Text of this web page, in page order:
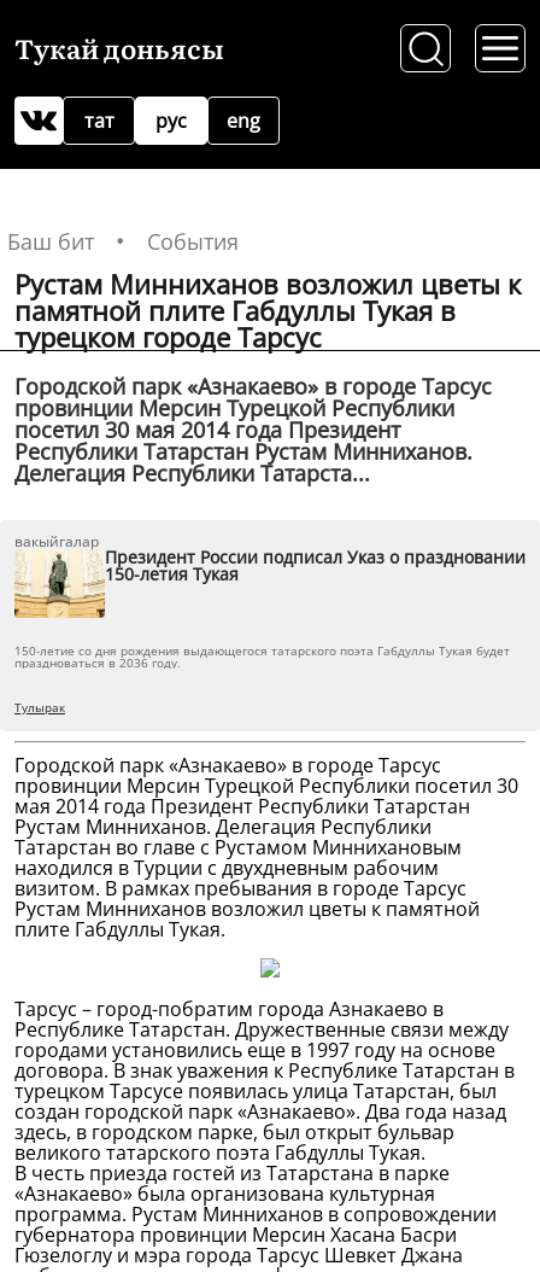
Тукай доньясы
рус
тат eng
Баш бит События
Рустам Минниханов возложил цветы к
памятной плите Габдуллы Тукая в
турецком городе Тарсус
Городской парк «Азнакаево» в городе Тарсус
провинции Мерсин Турецкой Республики
посетил 30 мая 2014 года Президент
Республики Татарстан Рустам Минниханов.
Делегация Республики Татарста...
вакыйгалар
Президент России подписал Указ о праздновании
150-летия Тукая
150-летие со дня рождения выдающегося татарского поэта Габдуллы Тукая будет
праздноваться в 2036 году.
Тулырак
Городской парк «Азнакаево» в городе Тарсус
провинции Мерсин Турецкой Республики посетил 30
мая 2014 года Президент Республики Татарстан
Рустам Минниханов. Делегация Республики
Татарстан во главе с Рустамом Миннихановым
находился в Турции с двухдневным рабочим
визитом. В рамках пребывания в городе Тарсус
Рустам Минниханов возложил цветы к памятной
плите Габдуллы Тукая.
Тарсус – город-побратим города Азнакаево в
Республике Татарстан. Дружественные связи между
городами установились еще в 1997 году на основе
договора. В знак уважения к Республике Татарстан в
турецком Тарсусе появилась улица Татарстан, был
создан городской парк «Азнакаево». Два года назад
здесь, в городском парке, был открыт бульвар
великого татарского поэта Габдуллы Тукая.
В честь приезда гостей из Татарстана в парке
«Азнакаево» была организована культурная
программа. Рустам Минниханов в сопровождении
губернатора провинции Мерсин Хасана Басри
Гюзелоглу и мэра города Тарсус Шевкет Джана